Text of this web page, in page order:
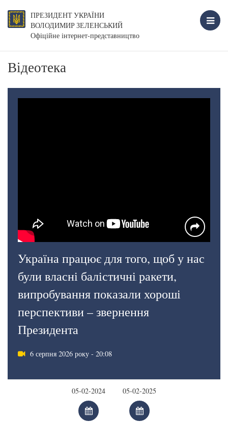
ПРЕЗИДЕНТ УКРАЇНИ
ВОЛОДИМИР ЗЕЛЕНСЬКИЙ
Офіційне інтернет-представництво
Відеотека
Україна працює для того, щоб у нас
були власні балістичні ракети,
випробування показали хороші
перспективи – звернення
Президента
6 серпня 2026 року - 20:08